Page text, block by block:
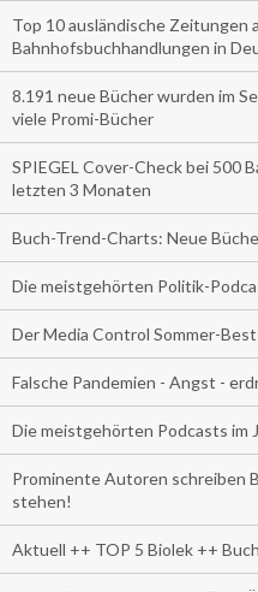
Top 10 ausländische Zeitungen
Bahnhofsbuchhandlungen in
8.191 neue Bücher wurden im
viele Promi-Bücher
SPIEGEL Cover-Check bei 500
letzten 3 Monaten
Buch-Trend-Charts: Neue
Die meistgehörten Politik-
Der Media Control Sommer-
Falsche Pandemien - Angst -
Die meistgehörten Podcasts im
Prominente Autoren schreiben
stehen!
Aktuell ++ TOP 5 Biolek ++